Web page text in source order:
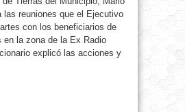
las reuniones que el Ejecutivo
con los beneficiarios de
en la zona de la Ex Radio
explicó las acciones y